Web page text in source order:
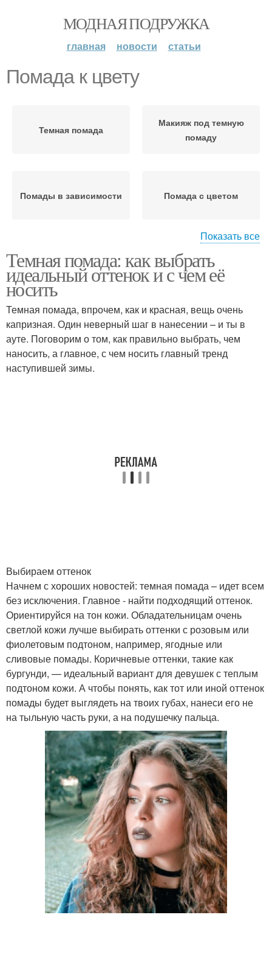
МОДНАЯ ПОДРУЖКА
главная новости статьи
Помада к цвету
Темная помада
Макияж под темную
помаду
Помады в зависимости Помада с цветом
помада
Темно-фиолетовая
помада
Черная помада Вишневая помада
Показать все
Темная помада: как выбрать
идеальный оттенок и с чем её
носить
Темная помада, впрочем, как и красная, вещь очень
капризная. Один неверный шаг в нанесении – и ты в
ауте. Поговорим о том, как правильно выбрать, чем
наносить, а главное, с чем носить главный тренд
наступившей зимы.
Выбираем оттенок
Начнем с хороших новостей: темная помада – идет всем
без исключения. Главное - найти подходящий оттенок.
Ориентируйся на тон кожи. Обладательницам очень
светлой кожи лучше выбирать оттенки с розовым или
фиолетовым подтоном, например, ягодные или
сливовые помады. Коричневые оттенки, такие как
бургунди, — идеальный вариант для девушек с теплым
подтоном кожи. А чтобы понять, как тот или иной оттенок
помады будет выглядеть на твоих губах, нанеси его не
на тыльную часть руки, а на подушечку пальца.